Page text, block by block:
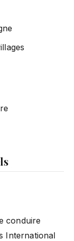
conduire
International